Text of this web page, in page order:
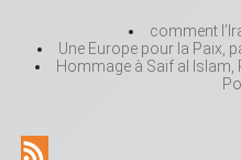
comment
Une Europe pour la Paix,
Hommage à Saif al Islam,